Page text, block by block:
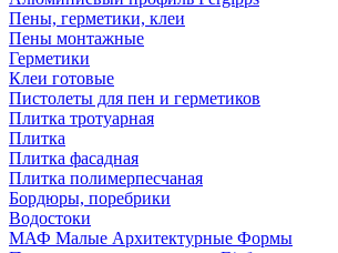
Пены, герметики, клеи
Пены монтажные
Герметики
Клеи готовые
Пистолеты для пен и герметиков
Плитка тротуарная
Плитка
Плитка фасадная
Плитка полимерпесчаная
Бордюры, поребрики
Водостоки
МАФ Малые Архитектурные Формы